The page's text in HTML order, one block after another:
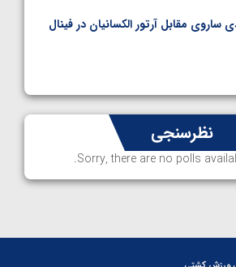
ساروی مقابل آرتور الکسانیان در فینال
نظرسنجی
Sorry, there are no polls